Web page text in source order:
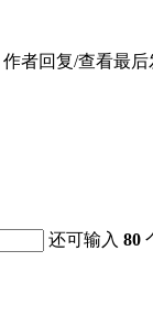
作者回复/查看最后
还可输入80